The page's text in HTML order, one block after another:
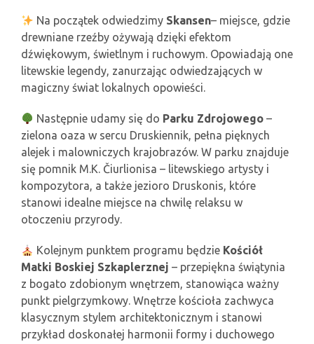
Na początek odwiedzimy Skansen– miejsce, gdzie
drewniane rzeźby ożywają dzięki efektom
dźwiękowym, świetlnym i ruchowym. Opowiadają one
litewskie legendy, zanurzając odwiedzających w
magiczny świat lokalnych opowieści.
Następnie udamy się do Parku Zdrojowego –
zielona oaza w sercu Druskiennik, pełna pięknych
alejek i malowniczych krajobrazów. W parku znajduje
się pomnik M.K. Čiurlionisa – litewskiego artysty i
kompozytora, a także jezioro Druskonis, które
stanowi idealne miejsce na chwilę relaksu w
otoczeniu przyrody.
Kolejnym punktem programu będzie Kościół
Matki Boskiej Szkaplerznej – przepiękna świątynia
z bogato zdobionym wnętrzem, stanowiąca ważny
punkt pielgrzymkowy. Wnętrze kościoła zachwyca
klasycznym stylem architektonicznym i stanowi
przykład doskonałej harmonii formy i duchowego